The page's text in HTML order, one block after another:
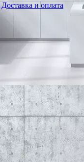
Доставка и оплата